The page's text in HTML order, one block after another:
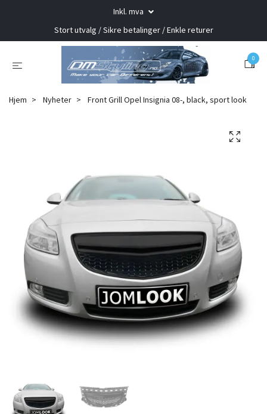
Inkl. mva
Stort utvalg / Sikre betalinger / Enkle returer
0
Hjem Nyheter Front Grill Opel Insignia 08-, black, sport look